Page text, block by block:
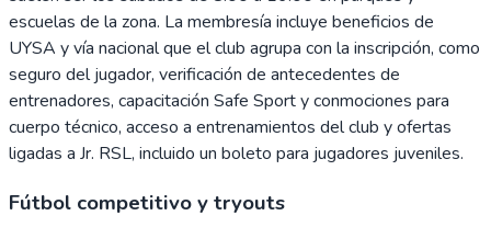
escuelas de la zona. La membresía incluye beneficios de
UYSA y vía nacional que el club agrupa con la inscripción, como
seguro del jugador, verificación de antecedentes de
entrenadores, capacitación Safe Sport y conmociones para
cuerpo técnico, acceso a entrenamientos del club y ofertas
ligadas a Jr. RSL, incluido un boleto para jugadores juveniles.
Fútbol competitivo y tryouts